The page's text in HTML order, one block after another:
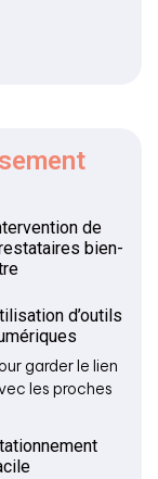
de
bien-
d’outils
garder le lien
les proches